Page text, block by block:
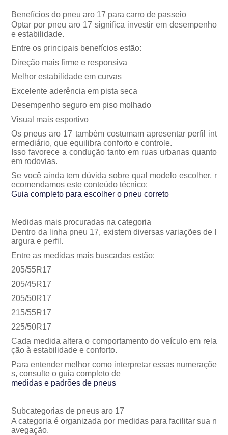
Benefícios do pneu aro 17 para carro de passeio
Optar por pneu aro 17 significa investir em desempenho
e estabilidade.
Entre os principais benefícios estão:
Direção mais firme e responsiva
Melhor estabilidade em curvas
Excelente aderência em pista seca
Desempenho seguro em piso molhado
Visual mais esportivo
Os pneus aro 17 também costumam apresentar perfil int
ermediário, que equilibra conforto e controle.
Isso favorece a condução tanto em ruas urbanas quanto
em rodovias.
Se você ainda tem dúvida sobre qual modelo escolher, r
ecomendamos este conteúdo técnico:
Guia completo para escolher o pneu correto
Medidas mais procuradas na categoria
Dentro da linha pneu 17, existem diversas variações de l
argura e perfil.
Entre as medidas mais buscadas estão:
205/55R17
205/45R17
205/50R17
215/55R17
225/50R17
Cada medida altera o comportamento do veículo em rela
ção à estabilidade e conforto.
Para entender melhor como interpretar essas numeraçõe
s, consulte o guia completo de
medidas e padrões de pneus
Subcategorias de pneus aro 17
A categoria é organizada por medidas para facilitar sua n
avegação.